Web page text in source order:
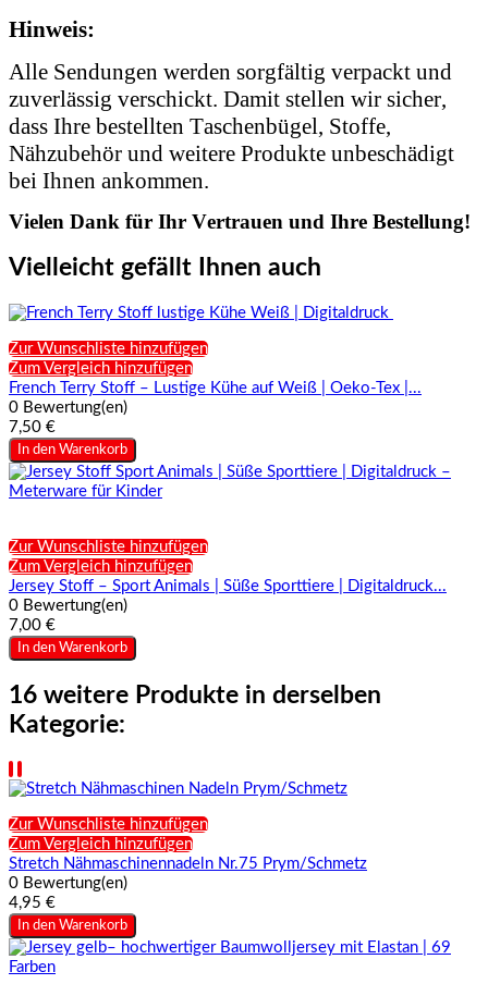
Hinweis:
Alle Sendungen werden sorgfältig verpackt und
zuverlässig verschickt. Damit stellen wir sicher,
dass Ihre bestellten Taschenbügel, Stoffe,
Nähzubehör und weitere Produkte unbeschädigt
bei Ihnen ankommen.
Vielen Dank für Ihr Vertrauen und Ihre Bestellung!
Vielleicht gefällt Ihnen auch
Zur Wunschliste hinzufügen
Zum Vergleich hinzufügen
French Terry Stoff – Lustige Kühe auf Weiß | Oeko-Tex |...
0 Bewertung(en)
7,50 €
In den Warenkorb
Zur Wunschliste hinzufügen
Zum Vergleich hinzufügen
Jersey Stoff – Sport Animals | Süße Sporttiere | Digitaldruck...
0 Bewertung(en)
7,00 €
In den Warenkorb
16 weitere Produkte in derselben
Kategorie:
Zur Wunschliste hinzufügen
Zum Vergleich hinzufügen
Stretch Nähmaschinennadeln Nr.75 Prym/Schmetz
0 Bewertung(en)
4,95 €
In den Warenkorb